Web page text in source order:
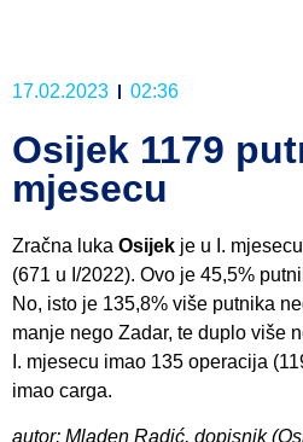
17.02.2023 02:36
Osijek 1179
mjesecu
Zračna luka Osijek je u I.
(671 u I/2022). Ovo je 45,5%
No, isto je 135,8% više putnika
manje nego Zadar, te duplo više
I. mjesecu imao 135 operacija
imao carga.
autor: Mladen Radić, dopisnik